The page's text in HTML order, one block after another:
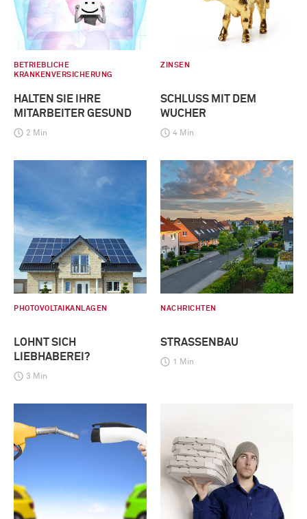
BETRIEBLICHE
KRANKENVERSICHERUNG
HALTEN SIE IHRE
MITARBEITER GESUND
2 Min
ZINSEN
SCHLUSS MIT DEM
WUCHER
4 Min
PHOTOVOLTAIKANLAGEN
LOHNT SICH
LIEBHABEREI?
3 Min
NACHRICHTEN
STRASSENBAU
1 Min